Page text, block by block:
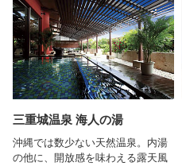
三重城温泉 海人の湯
沖縄では数少ない天然温泉。内湯
の他に、開放感を味わえる露天風